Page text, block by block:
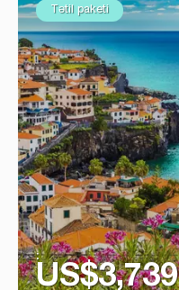
Tətil paketi
:
US$3,739